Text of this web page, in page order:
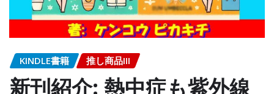
KINDLE書籍 推し商品III
新刊紹介: 熱中症も紫外線